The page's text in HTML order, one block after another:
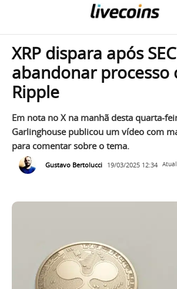
XRP dispara após SEC
abandonar processo
Ripple
Em nota no X na manhã desta quarta-
Garlinghouse publicou um vídeo com
para comentar sobre o tema.
Gustavo Bertolucci 19/03/2025 12:34